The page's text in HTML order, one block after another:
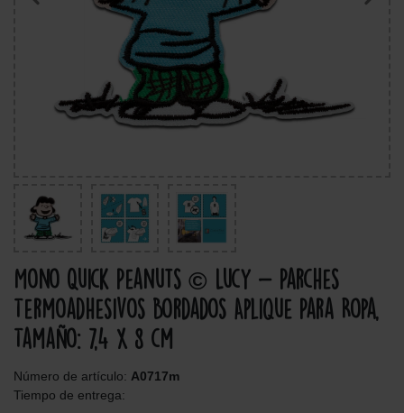
Mono Quick Peanuts © Lucy - Parches
Termoadhesivos Bordados Aplique Para Ropa,
Tamaño: 7,4 x 8 cm
Número de artículo: A0717m
Tiempo de entrega: